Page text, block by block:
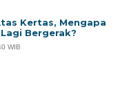
Kertas, Mengapa
Bergerak?
WIB